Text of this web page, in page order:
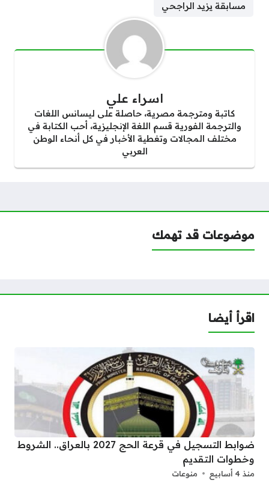
مسابقة يزيد الراجحي
اسراء علي
كاتبة ومترجمة مصرية، حاصلة على ليسانس اللغات
والترجمة الفورية قسم اللغة الإنجليزية، أحب الكتابة في
مختلف المجالات وتغطية الأخبار في كل أنحاء الوطن
العربي
موضوعات قد تهمك
اقرأ أيضا
ضوابط التسجيل في قرعة الحج 2027 بالعراق.. الشروط
وخطوات التقديم
منذ 4 أسابيع منوعات